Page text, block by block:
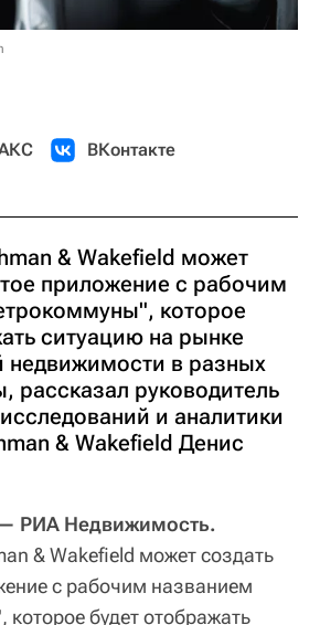
ВКонтакте
& Wakefield может
приложение с рабочим
которое
ситуацию на рынке
недвижимости в разных
рассказал руководитель
и аналитики
& Wakefield Денис
РИА Недвижимость.
& Wakefield может создать
с рабочим названием
будет отображать